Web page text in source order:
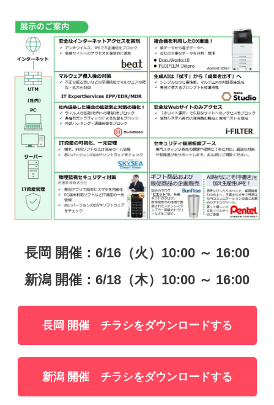
長岡 開催：6/16（火）10:00 ～ 16:00
新潟 開催：6/18（木）10:00 ～ 16:00
長岡 開催 チラシをダウンロードする
新潟 開催 チラシをダウンロードする